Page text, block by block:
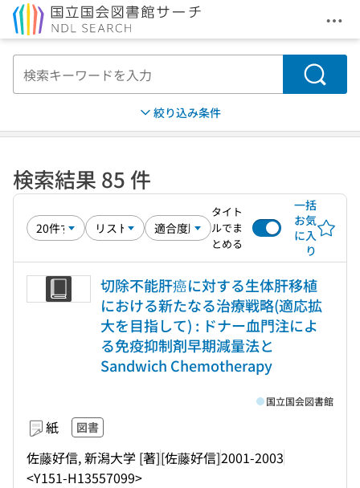
メ
検索
絞り込み条件
検索結果 85 件
タイト
ルでま
とめる
一括
お気
に入
り
切除不能肝癌に対する生体肝移植
における新たなる治療戦略(適応拡
大を目指して) : ドナー血門注によ
る免疫抑制剤早期減量法と
Sandwich Chemotherapy
紙 図書
佐藤好信, 新潟大学 [著][佐藤好信]2001-2003
<Y151-H13557099>
国立国会図書館